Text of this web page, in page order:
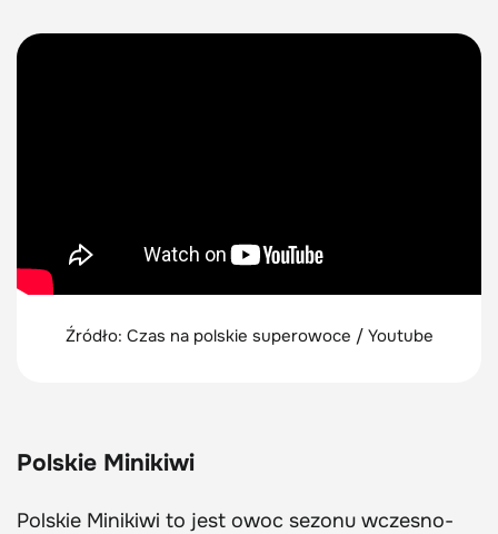
Źródło: Czas na polskie superowoce / Youtube
Polskie Minikiwi
Polskie Minikiwi to jest owoc sezonu wczesno-